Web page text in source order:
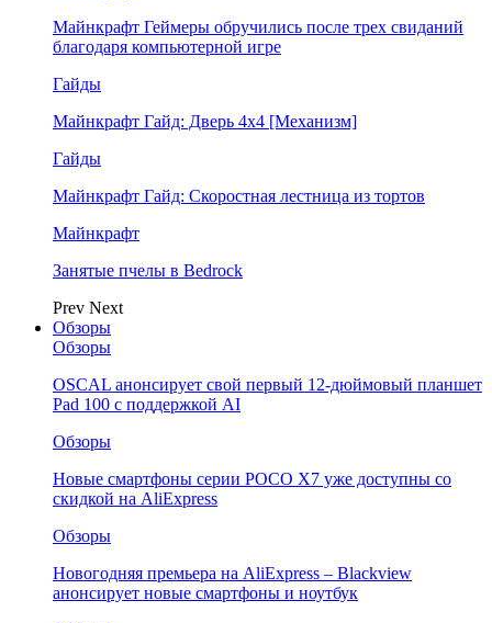
Майнкрафт Геймеры обручились после трех свиданий
благодаря компьютерной игре
Гайды
Майнкрафт Гайд: Дверь 4х4 [Механизм]
Гайды
Майнкрафт Гайд: Скоростная лестница из тортов
Майнкрафт
Занятые пчелы в Bedrock
Prev Next
Обзоры
Обзоры
OSCAL анонсирует свой первый 12-дюймовый планшет
Pad 100 с поддержкой AI
Обзоры
Новые смартфоны серии POCO X7 уже доступны со
скидкой на AliExpress
Обзоры
Новогодняя премьера на AliExpress – Blackview
анонсирует новые смартфоны и ноутбук